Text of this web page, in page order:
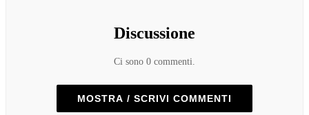
Discussione
Ci sono 0 commenti.
MOSTRA / SCRIVI COMMENTI